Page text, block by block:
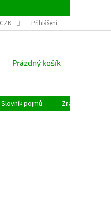
PODMÍNKY OCHRANY OSOBNÍCH
CZK Přihlášení
NÁKUPNÍ
Prázdný košík
Slovník pojmů
Značky